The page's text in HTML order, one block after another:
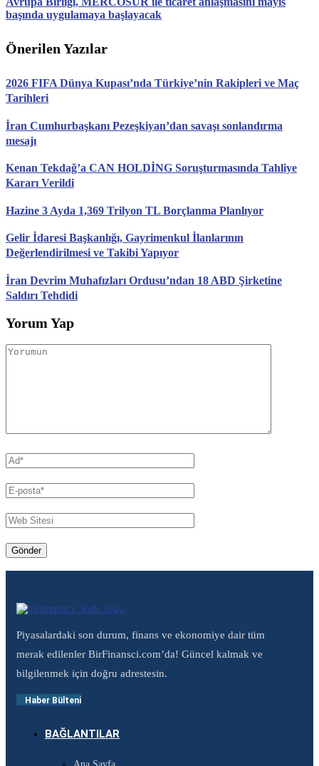
başında uygulamaya başlayacak
Önerilen Yazılar
2026 FIFA Dünya Kupası’nda Türkiye’nin Rakipleri ve Maç
Tarihleri
İran Cumhurbaşkanı Pezeşkiyan’dan savaşı sonlandırma
mesajı
Kenan Tekdağ’a CAN HOLDİNG Soruşturmasında Tahliye
Kararı Verildi
Hazine 3 Ayda 1,369 Trilyon TL Borçlanma Planlıyor
Gelir İdaresi Başkanlığı, Gayrimenkul İlanlarının
Değerlendirilmesi ve Takibi Yapıyor
İran Devrim Muhafızları Ordusu’ndan 18 ABD Şirketine
Saldırı Tehdidi
Yorum Yap
Piyasalardaki son durum, finans ve ekonomiye dair tüm
merak edilenler BirFinansci.com’da! Güncel kalmak ve
bilgilenmek için doğru adrestesin.
Haber Bülteni
BAĞLANTILAR